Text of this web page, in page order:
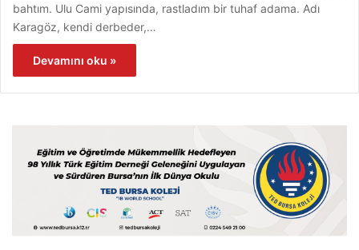
bahtım. Ulu Cami yapısında, rastladım bir tuhaf adama. Adı
Karagöz, kendi derbeder,…
Devamını oku »